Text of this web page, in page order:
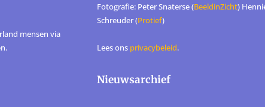
mensen via
Fotografie: Peter Snaterse (BeeldinZicht)
Schreuder (Protief)
Lees ons privacybeleid.
Nieuwsarchief